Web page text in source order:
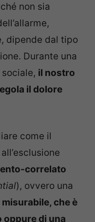
non sia
dipende dal tipo
Durante una
il nostro
il dolore
come il
correlato
), ovvero una
che è
oppure di una